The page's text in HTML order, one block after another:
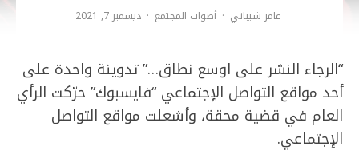
عامر شيباني · أصوات المجتمع · ديسمبر 7, 2021
“الرجاء النشر على اوسع نطاق…” تدوينة واحدة على
أحد مواقع التواصل الإجتماعي “فايسبوك” حرّكت الرأي
العام في قضية محقة، وأشعلت مواقع التواصل
الإجتماعي.